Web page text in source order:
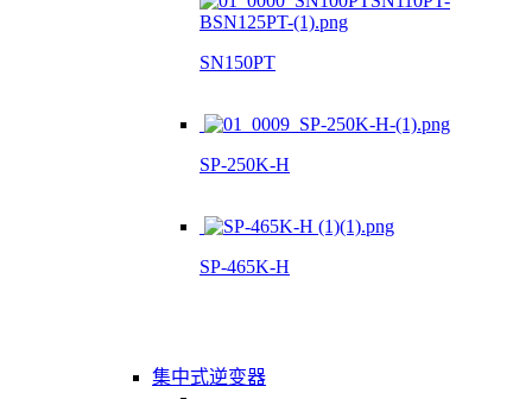
SN150PT
SP-250K-H
SP-465K-H
集中式逆变器